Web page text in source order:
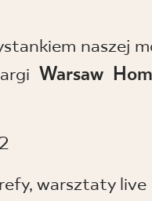
naszej
Warsaw
warsztaty live